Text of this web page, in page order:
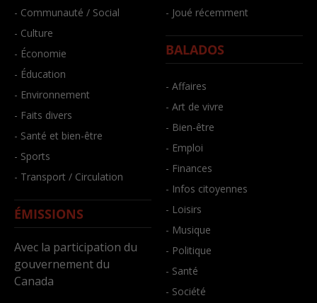
- Communauté / Social
- Culture
- Économie
- Éducation
- Environnement
- Faits divers
- Santé et bien-être
- Sports
- Transport / Circulation
ÉMISSIONS
Avec la participation du
gouvernement du
Canada
- Joué récemment
BALADOS
- Affaires
- Art de vivre
- Bien-être
- Emploi
- Finances
- Infos citoyennes
- Loisirs
- Musique
- Politique
- Santé
- Société